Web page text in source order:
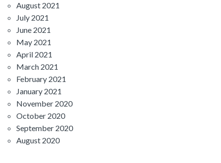
August 2021
July 2021
June 2021
May 2021
April 2021
March 2021
February 2021
January 2021
November 2020
October 2020
September 2020
August 2020